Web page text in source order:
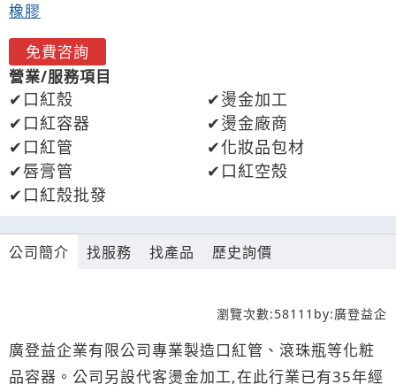
橡膠
免費咨詢
營業/服務項目
口紅殼
燙金加工
口紅容器
燙金廠商
口紅管
化妝品包材
唇膏管
口紅空殼
口紅殼批發
公司簡介 找服務 找產品 歷史詢價
瀏覽次數:58111 by:廣登益企
廣登益企業有限公司專業製造口紅管、滾珠瓶等化粧
品容器。公司另設代客燙金加工,在此行業已有35年經